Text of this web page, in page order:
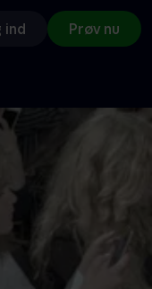
ind Prøv nu